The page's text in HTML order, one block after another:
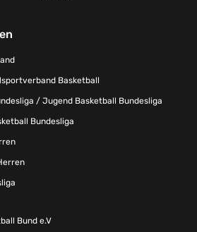
Basketball
/ Jugend Basketball Bundesliga
Bundesliga
Bund e.V